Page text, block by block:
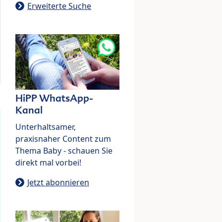
Erweiterte Suche
HiPP WhatsApp-
Kanal
Unterhaltsamer,
praxisnaher Content zum
Thema Baby - schauen Sie
direkt mal vorbei!
Jetzt abonnieren